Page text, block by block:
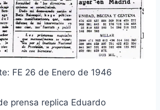
FE 26 de Enero de 1946
prensa replica Eduardo